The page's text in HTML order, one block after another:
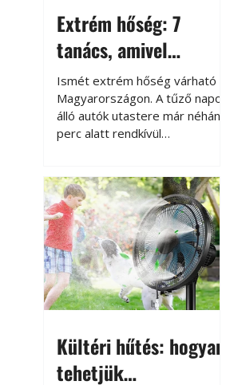
Extrém hőség: 7
tanács, amivel
megóvhatjuk
autónkat a nyári
károktól
Ismét extrém hőség várható
Magyarországon. A tűző napon
álló autók utastere már néhány
perc alatt rendkívül
megközelítheti. Ez nemcsak a
beszállást teszi kellemetlenné,
hanem az autó állapotára és a
benne hagyott tárgyakra is
káros hatással lehet. Néhány
egyszerű óvintézkedéssel
azonban jelentősen
csökkenthetjük a hőség káros
Kültéri hűtés: hogyan
tehetjük